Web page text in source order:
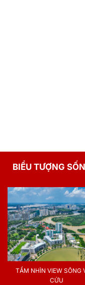
BIỂU TƯỢNG
TẦM NHÌN VIEW SÔNG
CỬU